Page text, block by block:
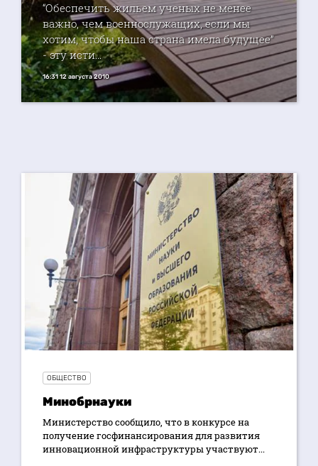
“Обеспечить жильем ученых не менее
важно, чем военнослужащих, если мы
хотим, чтобы наша страна имела будущее”
- эту исти...
16:31 12 августа 2010
ОБЩЕСТВО
Минобрнауки
Министерство сообщило, что в конкурсе на
получение госфинансирования для развития
инновационной инфраструктуры участвуют...